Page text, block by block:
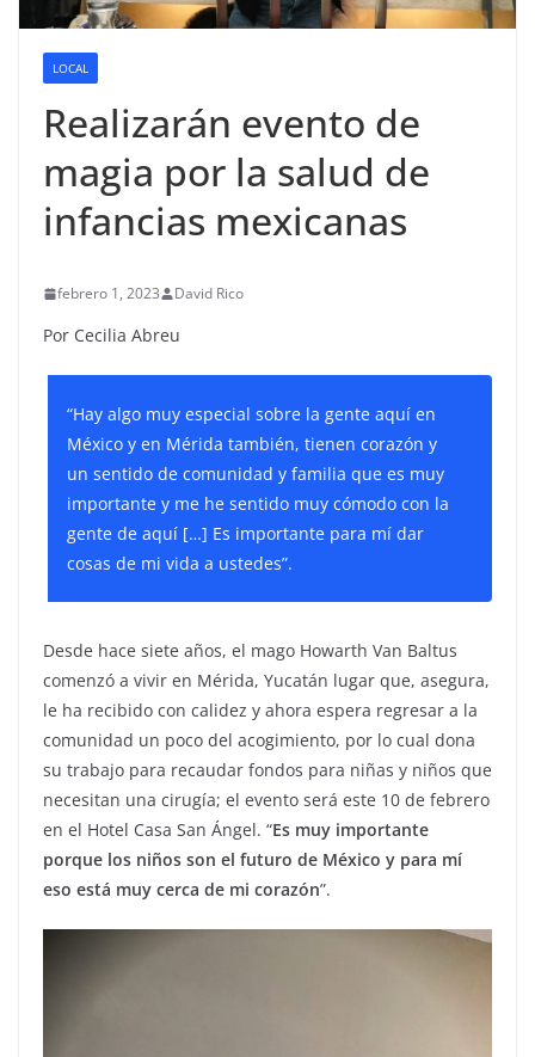
LOCAL
Realizarán evento de
magia por la salud de
infancias mexicanas
febrero 1, 2023 David Rico
Por Cecilia Abreu
“Hay algo muy especial sobre la gente aquí en
México y en Mérida también, tienen corazón y
un sentido de comunidad y familia que es muy
importante y me he sentido muy cómodo con la
gente de aquí […] Es importante para mí dar
cosas de mi vida a ustedes”.
Desde hace siete años, el mago Howarth Van Baltus
comenzó a vivir en Mérida, Yucatán lugar que, asegura,
le ha recibido con calidez y ahora espera regresar a la
comunidad un poco del acogimiento, por lo cual dona
su trabajo para recaudar fondos para niñas y niños que
necesitan una cirugía; el evento será este 10 de febrero
en el Hotel Casa San Ángel. “Es muy importante
porque los niños son el futuro de México y para mí
eso está muy cerca de mi corazón”.